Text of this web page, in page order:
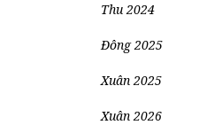
Thu 2024
Đông 2025
Xuân 2025
Xuân 2026